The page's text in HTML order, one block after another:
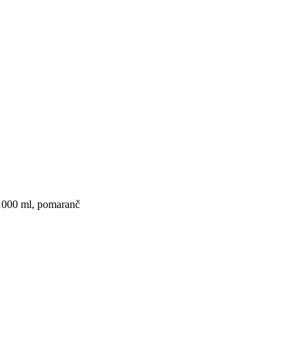
ml, pomaranč